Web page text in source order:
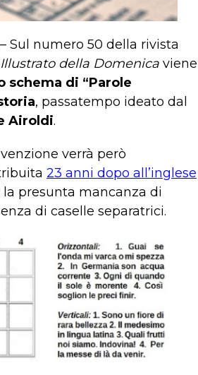
Sul numero 50 della rivista
Illustrato della Domenica viene
schema di “Parole
, passatempo ideato dal
Airoldi.
verrà però
23 anni dopo all’inglese
la presunta mancanza di
di caselle separatrici.